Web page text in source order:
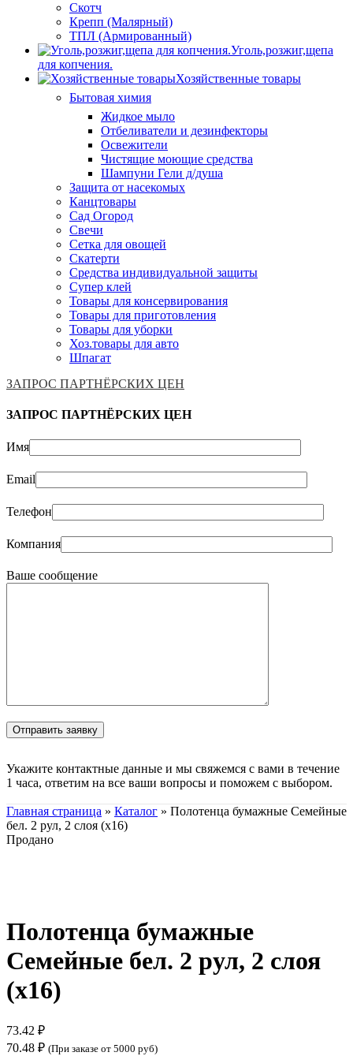
Скотч
Крепп (Малярный)
ТПЛ (Армированный)
Уголь,розжиг,щепа
для копчения.
Хозяйственные товары
Бытовая химия
Жидкое мыло
Отбеливатели и дезинфекторы
Освежители
Чистящие моющие средства
Шампуни Гели д/душа
Защита от насекомых
Канцтовары
Сад Огород
Свечи
Сетка для овощей
Скатерти
Средства индивидуальной защиты
Супер клей
Товары для консервирования
Товары для приготовления
Товары для уборки
Хоз.товары для авто
Шпагат
ЗАПРОС ПАРТНЁРСКИХ ЦЕН
ЗАПРОС ПАРТНЁРСКИХ ЦЕН
Имя
Email
Телефон
Компания
Ваше сообщение
Укажите контактные данные и мы свяжемся с вами в течение
1 часа, ответим на все ваши вопросы и поможем с выбором.
Главная страница » Каталог » Полотенца бумажные Семейные
бел. 2 рул, 2 слоя (х16)
Продано
Полотенца бумажные
Семейные бел. 2 рул, 2 слоя
(х16)
73.42 ₽
70.48 ₽ (При заказе от 5000 руб)